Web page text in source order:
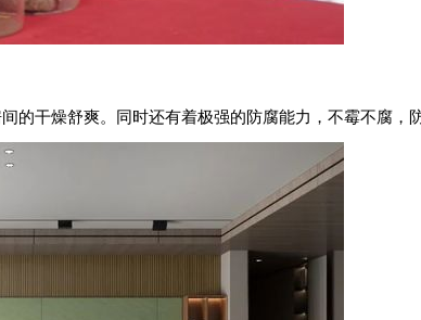
干燥舒爽。同时还有着极强的防腐能力，不霉不腐，